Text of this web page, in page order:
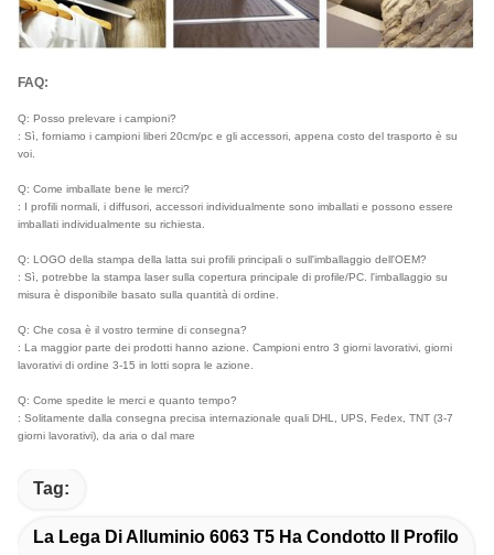
FAQ:
Q: Posso prelevare i campioni?
: Sì, forniamo i campioni liberi 20cm/pc e gli accessori, appena costo del trasporto è su
voi.
Q: Come imballate bene le merci?
: I profili normali, i diffusori, accessori individualmente sono imballati e possono essere
imballati individualmente su richiesta.
Q: LOGO della stampa della latta sui profili principali o sull'imballaggio dell'OEM?
: Sì, potrebbe la stampa laser sulla copertura principale di profile/PC. l'imballaggio su
misura è disponibile basato sulla quantità di ordine.
Q: Che cosa è il vostro termine di consegna?
: La maggior parte dei prodotti hanno azione. Campioni entro 3 giorni lavorativi, giorni
lavorativi di ordine 3-15 in lotti sopra le azione.
Q: Come spedite le merci e quanto tempo?
: Solitamente dalla consegna precisa internazionale quali DHL, UPS, Fedex, TNT (3-7
giorni lavorativi), da aria o dal mare
Tag:
La Lega Di Alluminio 6063 T5 Ha Condotto Il Profilo